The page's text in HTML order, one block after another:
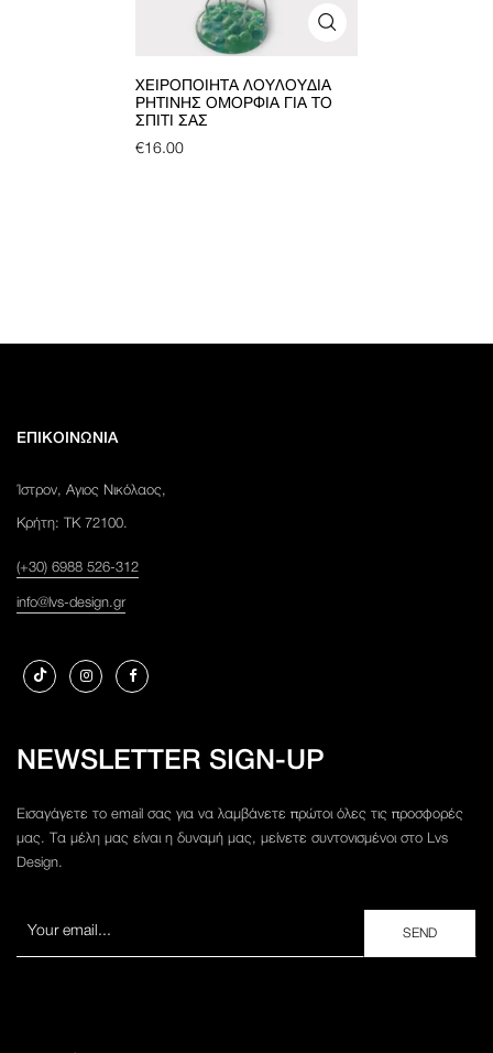
ΧΕΙΡΟΠΟΊΗΤΑ ΛΟΥΛΟΎΔΙΑ
ΡΗΤΊΝΗΣ ΟΜΟΡΦΙΆ ΓΙΑ ΤΟ
ΣΠΊΤΙ ΣΑΣ
€16.00
ΕΠΙΚΟΙΝΩΝΙΑ
Ίστρον, Αγιος Νικόλαος,
Κρήτη: ΤΚ 72100.
(+30) 6988 526-312
info@lvs-design.gr
NEWSLETTER SIGN-UP
Εισαγάγετε το email σας για να λαμβάνετε πρώτοι όλες τις προσφορές
μας. Τα μέλη μας είναι η δυναμή μας, μείνετε συντονισμένοι στο Lvs
Design.